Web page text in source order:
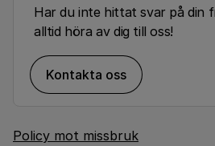
Har du inte hittat svar på din
alltid höra av dig till oss!
Kontakta oss
Policy mot missbruk